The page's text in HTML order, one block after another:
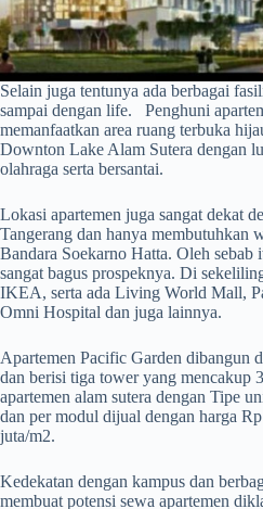
Selain juga tentunya ada berbagai
sampai dengan life. Penghuni
memanfaatkan area ruang terbuka
Downton Lake Alam Sutera dengan
olahraga serta bersantai.
Lokasi apartemen juga sangat dekat
Tangerang dan hanya membutuhkan
Bandara Soekarno Hatta. Oleh sebab
sangat bagus prospeknya. Di
IKEA, serta ada Living World Mall,
Omni Hospital dan juga lainnya.
Apartemen Pacific Garden dibangun
dan berisi tiga tower yang mencakup
apartemen alam sutera dengan Tipe
dan per modul dijual dengan harga
juta/m2.
Kedekatan dengan kampus dan
membuat potensi sewa apartemen